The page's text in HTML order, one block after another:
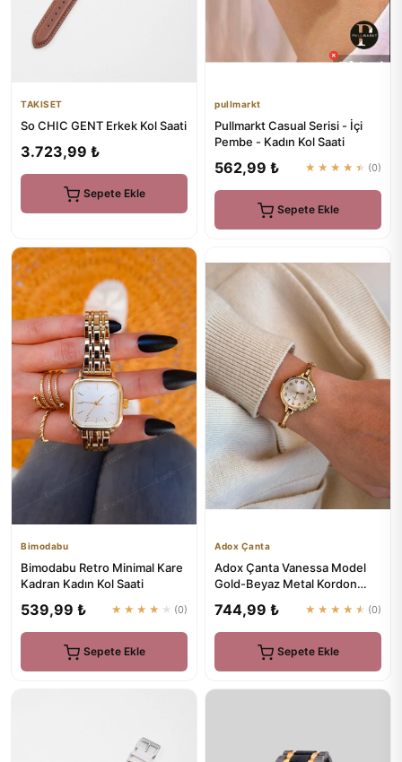
TAKISET
So CHIC GENT Erkek Kol Saati
3.723,99 ₺
Sepete Ekle
pullmarkt
Pullmarkt Casual Serisi - İçi
Pembe - Kadın Kol Saati
562,99 ₺ ★★★★★ (0)
Sepete Ekle
Bimodabu
Bimodabu Retro Minimal Kare
Kadran Kadın Kol Saati
539,99 ₺ ★★★★★ (0)
Sepete Ekle
Adox Çanta
Adox Çanta Vanessa Model
Gold-Beyaz Metal Kordon
744,99 ₺ ★★★★★ (0)
Sepete Ekle